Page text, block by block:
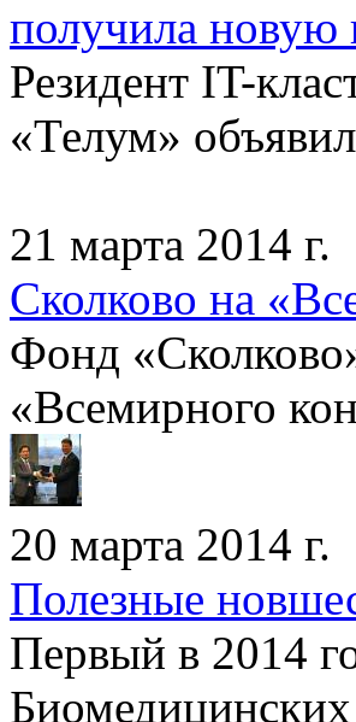
получила новую
Резидент IT-
«Телум»
21 марта 2014 г.
Сколково на
Фонд
«Всемирного
20 марта 2014 г.
Полезные
Первый в 2014
Биомедицинских